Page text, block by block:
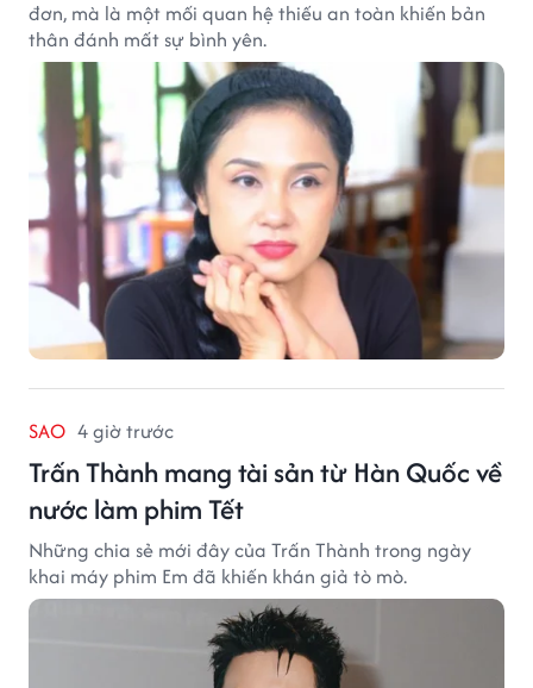
đơn, mà là một mối quan hệ thiếu an toàn khiến bản
thân đánh mất sự bình yên.
SAO 4 giờ trước
Trấn Thành mang tài sản từ Hàn Quốc về
nước làm phim Tết
Những chia sẻ mới đây của Trấn Thành trong ngày
khai máy phim Em đã khiến khán giả tò mò.